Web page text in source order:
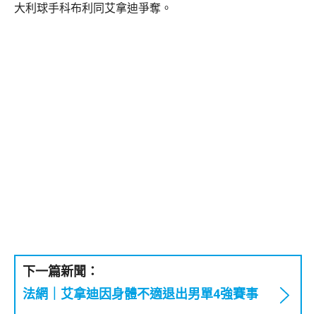
大利球手科布利同艾拿迪爭奪。
下一篇新聞：
法網｜艾拿迪因身體不適退出男單4強賽事